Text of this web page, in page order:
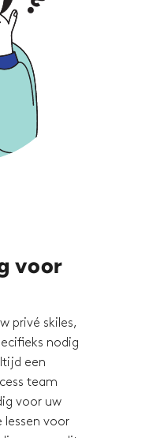
voor
privé skiles,
nodig
een
team
voor uw
lessen voor